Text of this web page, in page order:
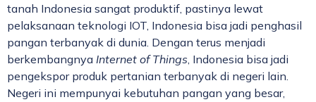
tanah Indonesia sangat produktif, pastinya lewat
pelaksanaan teknologi IOT, Indonesia bisa jadi penghasil
pangan terbanyak di dunia. Dengan terus menjadi
berkembangnya Internet of Things, Indonesia bisa jadi
pengekspor produk pertanian terbanyak di negeri lain.
Negeri ini mempunyai kebutuhan pangan yang besar,